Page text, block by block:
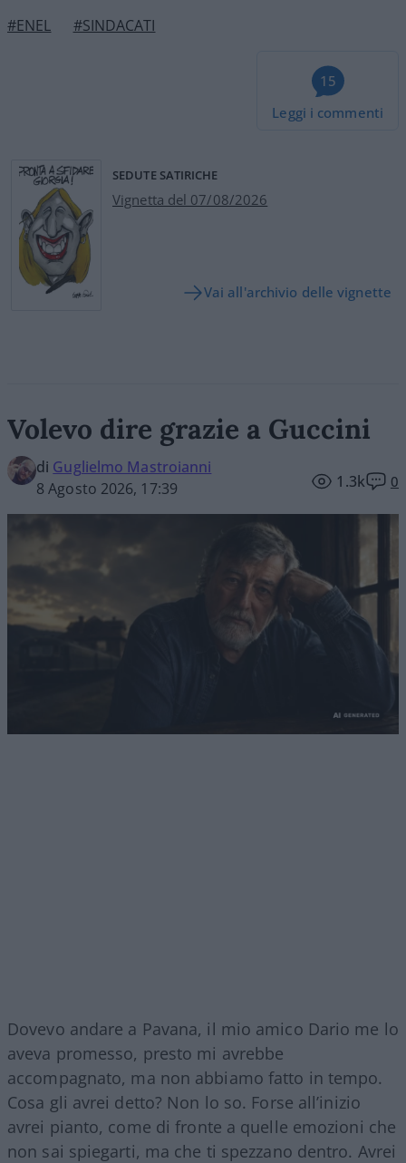
#ENEL #SINDACATI
15
Leggi i commenti
SEDUTE SATIRICHE
Vignetta del 07/08/2026
Vai all'archivio delle vignette
Volevo dire grazie a Guccini
di Guglielmo Mastroianni
8 Agosto 2026, 17:39
1.3k 0
Dovevo andare a Pavana, il mio amico Dario me lo
aveva promesso, presto mi avrebbe
accompagnato, ma non abbiamo fatto in tempo.
Cosa gli avrei detto? Non lo so. Forse all’inizio
avrei pianto, come di fronte a quelle emozioni che
non sai spiegarti, ma che ti spezzano dentro. Avrei